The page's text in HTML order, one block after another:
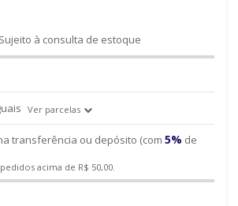
Sujeito à consulta de estoque
Ver parcelas
transferência ou depósito (com 5% de
acima de R$ 50,00.